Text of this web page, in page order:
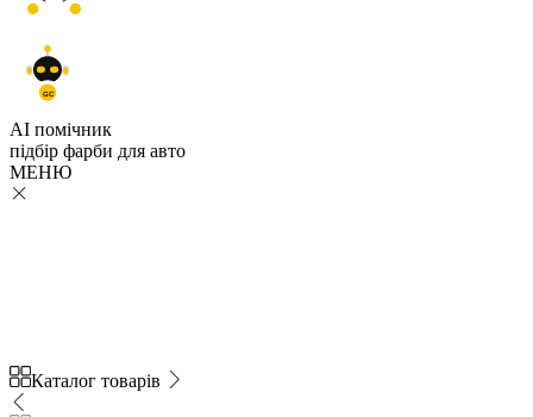
GC
AI помічник
підбір фарби для авто
МЕНЮ
Каталог товарів